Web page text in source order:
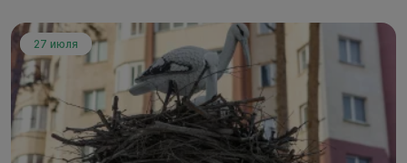
27 июля